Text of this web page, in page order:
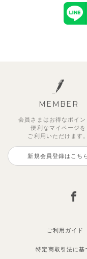
MEMBER
会員さまはお得なポイン
便利な マイページを
ご利用いただけます。
新規会員登録はこち
ご利用ガイド
特定商取引法に基